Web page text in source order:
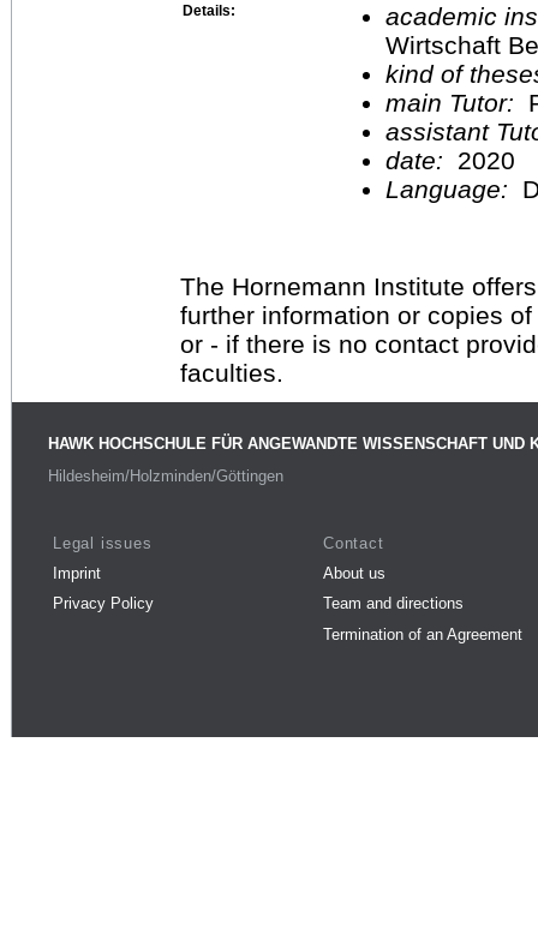
Details:
academic
Wirtschaft
kind of
main Tutor:
assistant
date:
2020
Language:
The Hornemann Institute
further information or copies
or - if there is no contact
faculties.
HAWK HOCHSCHULE FÜR ANGEWANDTE WISSENSCHAFT UND
Hildesheim/Holzminden/Göttingen
Legal issues
Imprint
Privacy Policy
Contact
About us
Team and directions
Termination of an Agreement